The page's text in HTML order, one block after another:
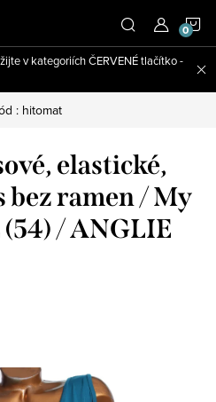
v kategoriích ČERVENÉ tlačítko -
: hitomat
elastické,
bez ramen / My
/ ANGLIE